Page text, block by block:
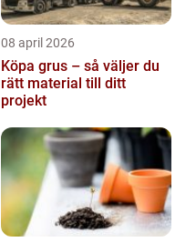
08 april 2026
Köpa grus – så väljer du
rätt material till ditt
projekt